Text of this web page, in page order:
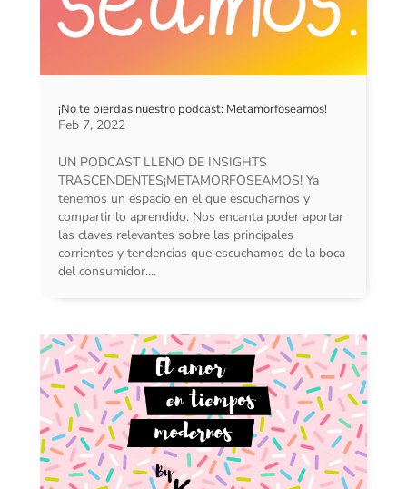
¡No te pierdas nuestro podcast: Metamorfoseamos!
Feb 7, 2022
UN PODCAST LLENO DE INSIGHTS
TRASCENDENTES¡METAMORFOSEAMOS! Ya
tenemos un espacio en el que escucharnos y
compartir lo aprendido. Nos encanta poder aportar
las claves relevantes sobre las principales
corrientes y tendencias que escuchamos de la boca
del consumidor....